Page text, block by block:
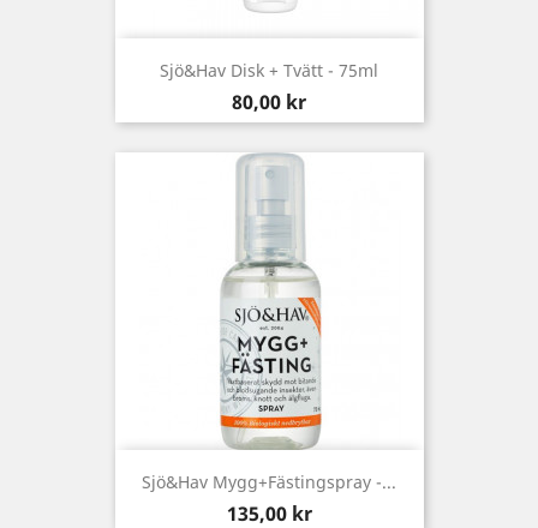
Sjö&Hav Disk + Tvätt - 75ml
Pris
80,00 kr
Sjö&Hav Mygg+Fästingspray -...
Pris
135,00 kr